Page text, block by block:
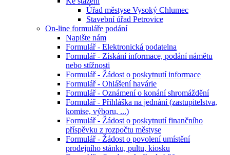
Úřad městyse Vysoký Chlumec
Stavební úřad Petrovice
On-line formuláře podání
Napište nám
Formulář - Elektronická podatelna
Formulář - Získání informace, podání námětu
nebo stížnosti
Formulář - Žádost o poskytnutí informace
Formulář - Ohlášení havárie
Formulář - Oznámení o konání shromáždění
Formulář - Přihláška na jednání (zastupitelstva,
komise, výboru, ...)
Formulář - Žádost o poskytnutí finančního
příspěvku z rozpočtu městyse
Formulář - Žádost o povolení umístění
prodejního stánku, pultu, kiosku